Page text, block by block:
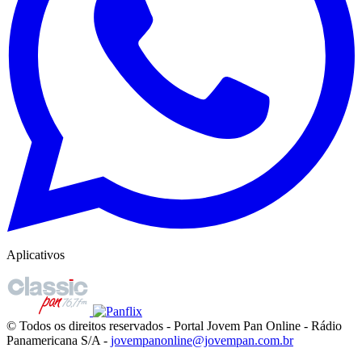
Aplicativos
© Todos os direitos reservados - Portal Jovem Pan Online - Rádio
Panamericana S/A - jovempanonline@jovempan.com.br